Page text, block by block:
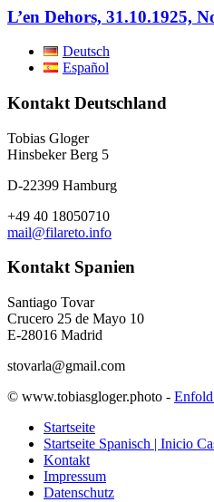
L’en Dehors, 31.10.1925,
Deutsch
Español
Kontakt Deutschland
Tobias Gloger
Hinsbeker Berg 5
D-22399 Hamburg
+49 40 18050710
mail@filareto.info
Kontakt Spanien
Santiago Tovar
Crucero 25 de Mayo 10
E-28016 Madrid
stovarla@gmail.com
© www.tobiasgloger.photo -
Startseite
Startseite Spanisch | Inicio
Kontakt
Impressum
Datenschutz